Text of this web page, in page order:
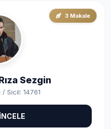
3 Makale
Sezgin
Sicil: 14761